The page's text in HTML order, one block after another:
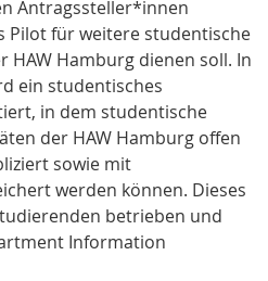
Antragssteller*innen
Pilot für weitere studentische
HAW Hamburg dienen soll. In
ein studentisches
in dem studentische
der HAW Hamburg offen
sowie mit
werden können. Dieses
betrieben und
Information